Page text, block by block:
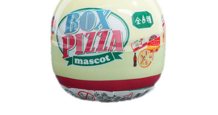
手工藝,文具,蠟筆,泥膠,畫板
娃娃, 芭比,收藏公仔
電子玩具
遊戲及拼圖系列
Play-Doh培樂多
Pokemon寶可夢
playpop
12~14歳
14歳以上